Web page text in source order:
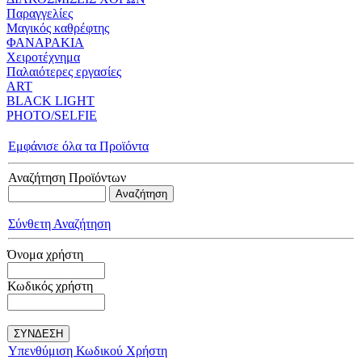
Παραγγελίες
Μαγικός καθρέφτης
ΦΑΝΑΡΑΚΙΑ
Xειροτέχνημα
Παλαιότερες εργασίες
ART
BLACK LIGHT
PHOTO/SELFIE
Εμφάνισε όλα τα Προϊόντα
Αναζήτηση Προϊόντων
Σύνθετη Αναζήτηση
Όνομα χρήστη
Κωδικός χρήστη
Υπενθύμιση Κωδικού Χρήστη